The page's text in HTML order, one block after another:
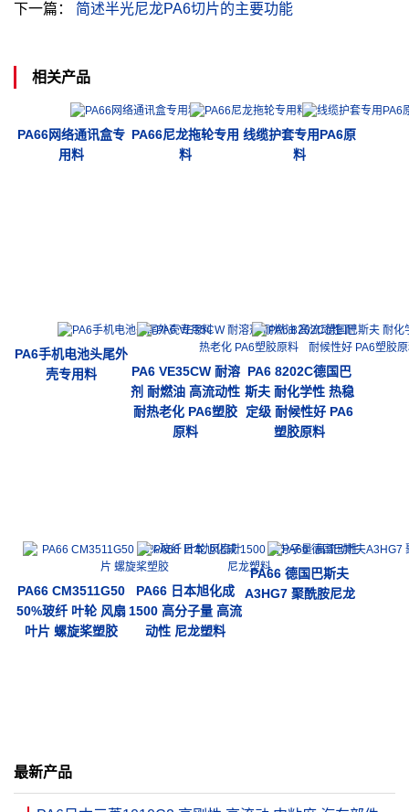
下一篇： 简述半光尼龙PA6切片的主要功能
相关产品
PA66网络通讯盒专
用料
PA66尼龙拖轮专用
料
线缆护套专用PA6原
料
PA6手机电池头尾外
壳专用料
PA6 VE35CW 耐溶
剂 耐燃油 高流动性
耐热老化 PA6塑胶
原料
PA6 8202C德国巴
斯夫 耐化学性 热稳
定级 耐候性好 PA6
塑胶原料
PA66 CM3511G50
50%玻纤 叶轮 风扇
叶片 螺旋桨塑胶
PA66 日本旭化成
1500 高分子量 高流
动性 尼龙塑料
PA66 德国巴斯夫
A3HG7 聚酰胺尼龙
最新产品